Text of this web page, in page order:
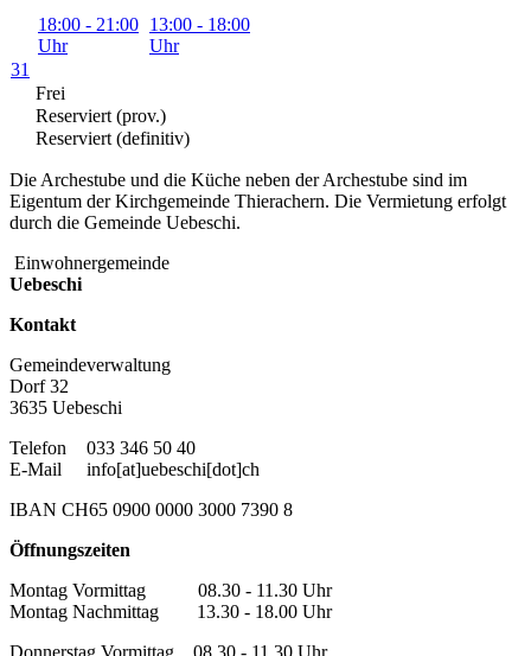
18:00 - 21:00
Uhr
13:00 - 18:00
Uhr
31
Frei
Reserviert (prov.)
Reserviert (definitiv)
Die Archestube und die Küche neben der Archestube sind im
Eigentum der Kirchgemeinde Thierachern. Die Vermietung erfolgt
durch die Gemeinde Uebeschi.
Einwohnergemeinde
Uebeschi
Kontakt
Gemeindeverwaltung
Dorf 32
3635 Uebeschi
Telefon
033 346 50 40
E-Mail
info[at]uebeschi[dot]ch
IBAN CH65 0900 0000 3000 7390 8
Öffnungszeiten
Montag Vormittag 08.30 - 11.30 Uhr
Montag Nachmittag 13.30 - 18.00 Uhr
Donnerstag Vormittag 08.30 - 11.30 Uhr